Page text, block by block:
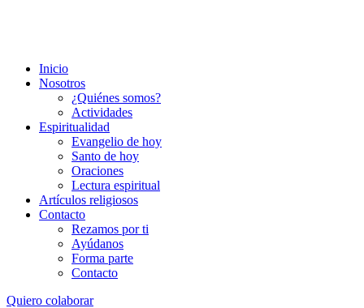
Inicio
Nosotros
¿Quiénes somos?
Actividades
Espiritualidad
Evangelio de hoy
Santo de hoy
Oraciones
Lectura espiritual
Artículos religiosos
Contacto
Rezamos por ti
Ayúdanos
Forma parte
Contacto
Quiero colaborar